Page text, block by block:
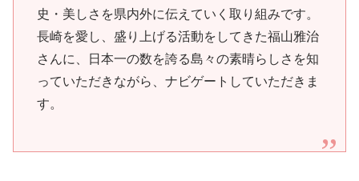
史・美しさを県内外に伝えていく取り組みです。
長崎を愛し、盛り上げる活動をしてきた福山雅治
さんに、日本一の数を誇る島々の素晴らしさを知
っていただきながら、ナビゲートしていただきま
す。